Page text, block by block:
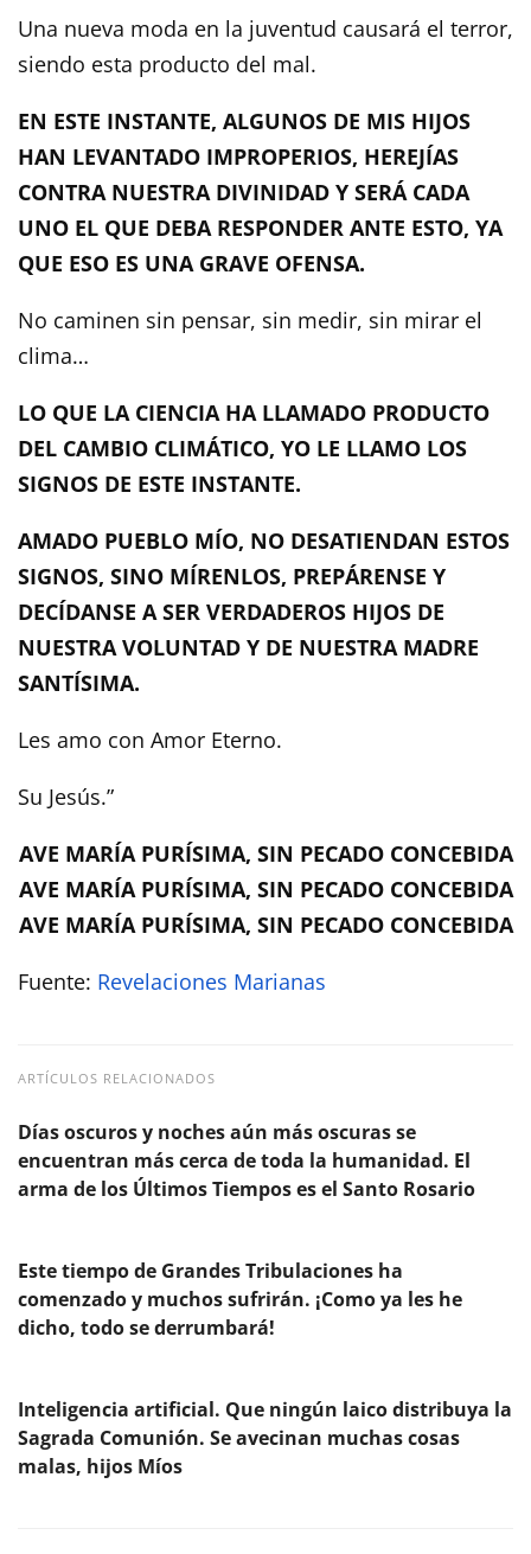
Una nueva moda en la juventud causará el terror,
siendo esta producto del mal.
EN ESTE INSTANTE, ALGUNOS DE MIS HIJOS
HAN LEVANTADO IMPROPERIOS, HEREJÍAS
CONTRA NUESTRA DIVINIDAD Y SERÁ CADA
UNO EL QUE DEBA RESPONDER ANTE ESTO, YA
QUE ESO ES UNA GRAVE OFENSA.
No caminen sin pensar, sin medir, sin mirar el
clima…
LO QUE LA CIENCIA HA LLAMADO PRODUCTO
DEL CAMBIO CLIMÁTICO, YO LE LLAMO LOS
SIGNOS DE ESTE INSTANTE.
AMADO PUEBLO MÍO, NO DESATIENDAN ESTOS
SIGNOS, SINO MÍRENLOS, PREPÁRENSE Y
DECÍDANSE A SER VERDADEROS HIJOS DE
NUESTRA VOLUNTAD Y DE NUESTRA MADRE
SANTÍSIMA.
Les amo con Amor Eterno.
Su Jesús.”
AVE MARÍA PURÍSIMA, SIN PECADO CONCEBIDA
AVE MARÍA PURÍSIMA, SIN PECADO CONCEBIDA
AVE MARÍA PURÍSIMA, SIN PECADO CONCEBIDA
Fuente: Revelaciones Marianas
ARTÍCULOS RELACIONADOS
Días oscuros y noches aún más oscuras se
encuentran más cerca de toda la humanidad. El
arma de los Últimos Tiempos es el Santo Rosario
Este tiempo de Grandes Tribulaciones ha
comenzado y muchos sufrirán. ¡Como ya les he
dicho, todo se derrumbará!
Inteligencia artificial. Que ningún laico distribuya la
Sagrada Comunión. Se avecinan muchas cosas
malas, hijos Míos